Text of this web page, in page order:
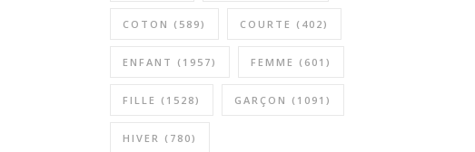
COTON (589) COURTE (402)
ENFANT (1957) FEMME (601)
FILLE (1528) GARÇON (1091)
HIVER (780)